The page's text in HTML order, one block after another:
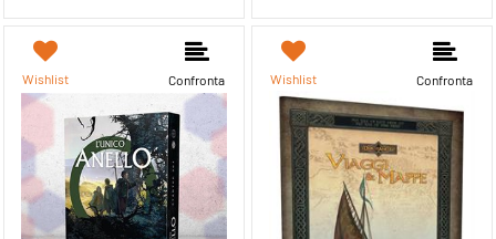
Wishlist Confronta Wishlist Confronta